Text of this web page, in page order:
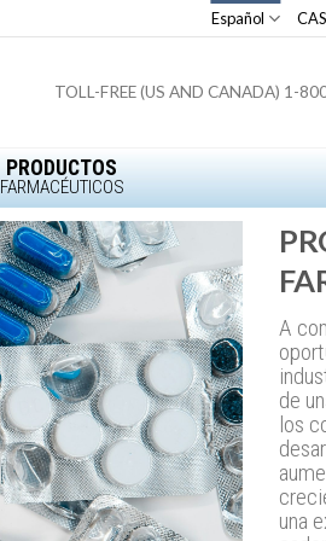
Español
TOLL-FREE (US AND CANADA) 1-
PRODUCTOS
FARMACÉUTICOS
A
de
los
una